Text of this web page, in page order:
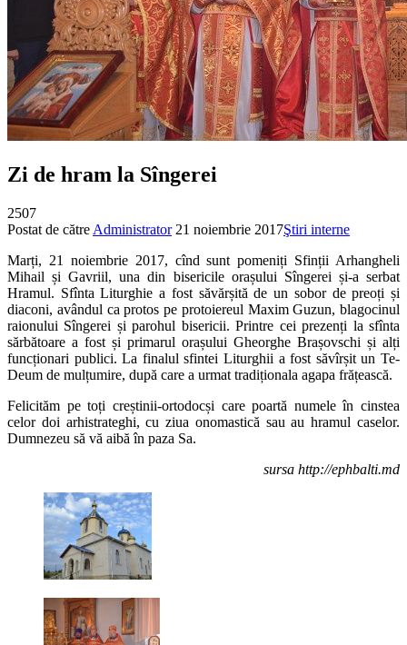
Zi de hram la Sîngerei
2507
Postat de către Administrator 21 noiembrie 2017Ştiri interne
Marți, 21 noiembrie 2017, cînd sunt pomeniți Sfinții Arhangheli
Mihail și Gavriil, una din bisericile orașului Sîngerei și-a serbat
Hramul. Sfînta Liturghie a fost săvărșită de un sobor de preoți și
diaconi, avândul ca protos pe protoiereul Maxim Guzun, blagocinul
raionului Sîngerei și parohul bisericii. Printre cei prezenți la sfînta
sărbătoare a fost și primarul orașului Gheorghe Brașovschi și alți
funcționari publici. La finalul sfintei Liturghii a fost săvîrșit un Te-
Deum de mulțumire, după care a urmat tradiționala agapa frățească.
Felicităm pe toți creștinii-ortodocși care poartă numele în cinstea
celor doi arhistrateghi, cu ziua onomastică sau au hramul caselor.
Dumnezeu să vă aibă în paza Sa.
sursa http://ephbalti.md